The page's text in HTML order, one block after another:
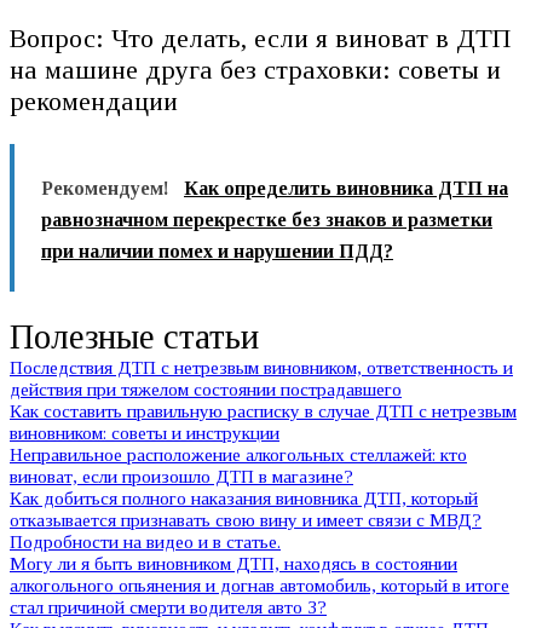
Вопрос: Что делать, если я виноват в ДТП
на машине друга без страховки: советы и
рекомендации
Рекомендуем!
Как определить виновника ДТП на
равнозначном перекрестке без знаков и разметки
при наличии помех и нарушении ПДД?
Полезные статьи
Последствия ДТП с нетрезвым виновником, ответственность и
действия при тяжелом состоянии пострадавшего
Как составить правильную расписку в случае ДТП с нетрезвым
виновником: советы и инструкции
Неправильное расположение алкогольных стеллажей: кто
виноват, если произошло ДТП в магазине?
Как добиться полного наказания виновника ДТП, который
отказывается признавать свою вину и имеет связи с МВД?
Подробности на видео и в статье.
Могу ли я быть виновником ДТП, находясь в состоянии
алкогольного опьянения и догнав автомобиль, который в итоге
стал причиной смерти водителя авто 3?